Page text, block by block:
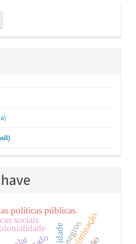
sociais
políticas públicas.
negros